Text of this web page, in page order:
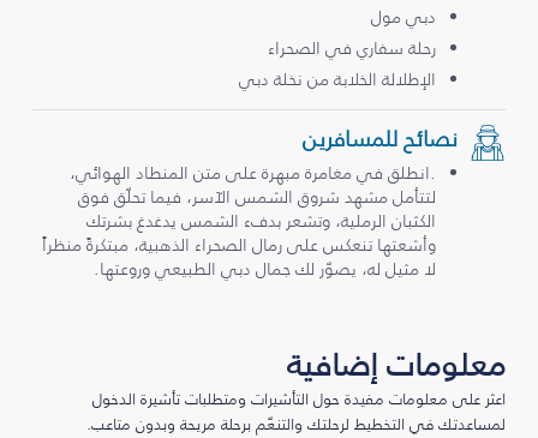
دبي مول
رحلة سفاري في الصحراء
الإطلالة الخلابة من نخلة دبي
نصائح للمسافرين
.انطلق في مغامرة مبهرة على متن المنطاد الهوائي،
لتتأمل مشهد شروق الشمس الآسر، فيما تحلّق فوق
الكثبان الرملية، وتشعر بدفء الشمس يدغدغ بشرتك
وأشعتها تنعكس على رمال الصحراء الذهبية، مبتكرةً منظراً
لا مثيل له، يصوّر لك جمال دبي الطبيعي وروعتها.
معلومات إضافية
اعثر على معلومات مفيدة حول التأشيرات ومتطلبات تأشيرة الدخول
لمساعدتك في التخطيط لرحلتك والتنعّم برحلة مريحة وبدون متاعب.